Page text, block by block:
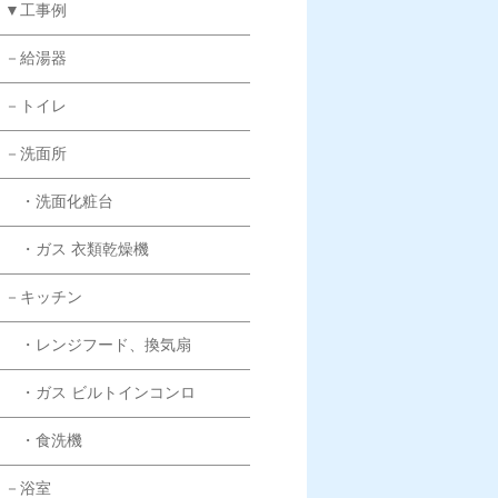
▼工事例
－給湯器
－トイレ
－洗面所
・洗面化粧台
・ガス 衣類乾燥機
－キッチン
・レンジフード、換気扇
・ガス ビルトインコンロ
・食洗機
－浴室